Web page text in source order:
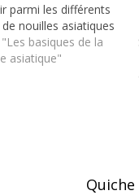
parmi les différents
nouilles asiatiques
basiques de la
asiatique"